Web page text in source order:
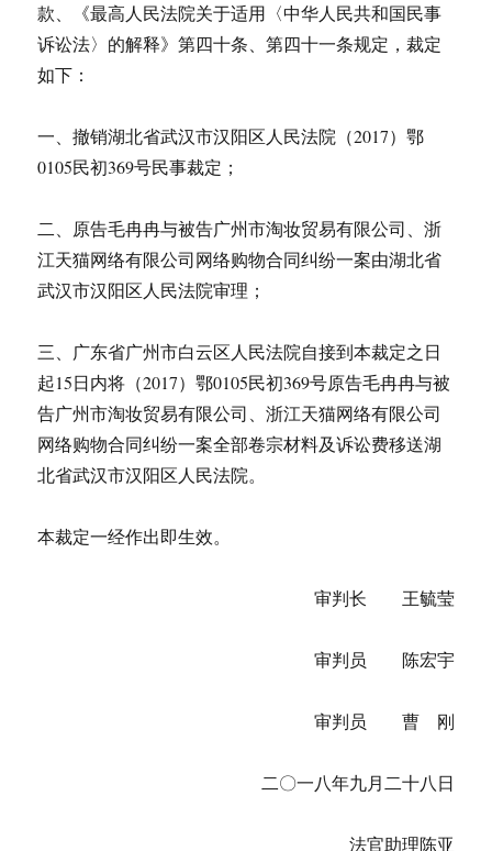
款、《最高人民法院关于适用〈中华人民共和国民事
诉讼法〉的解释》第四十条、第四十一条规定，裁定
如下：
一、撤销湖北省武汉市汉阳区人民法院（2017）鄂
0105民初369号民事裁定；
二、原告毛冉冉与被告广州市淘妆贸易有限公司、浙
江天猫网络有限公司网络购物合同纠纷一案由湖北省
武汉市汉阳区人民法院审理；
三、广东省广州市白云区人民法院自接到本裁定之日
起15日内将（2017）鄂0105民初369号原告毛冉冉与被
告广州市淘妆贸易有限公司、浙江天猫网络有限公司
网络购物合同纠纷一案全部卷宗材料及诉讼费移送湖
北省武汉市汉阳区人民法院。
本裁定一经作出即生效。
审判长 王毓莹
审判员 陈宏宇
审判员 曹 刚
二〇一八年九月二十八日
法官助理陈亚